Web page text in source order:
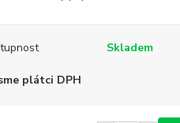
Skladem
plátci DPH